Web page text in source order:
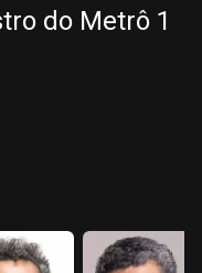
do Metrô 1